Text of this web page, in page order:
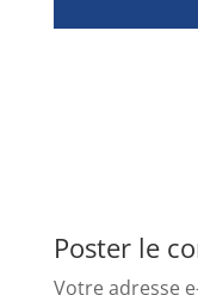
Poster le
Votre adresse